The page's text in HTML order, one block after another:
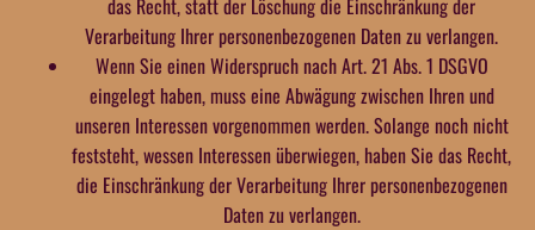
das Recht, statt der Löschung die Einschränkung der
Verarbeitung Ihrer personenbezogenen Daten zu verlangen.
Wenn Sie einen Widerspruch nach Art. 21 Abs. 1 DSGVO
eingelegt haben, muss eine Abwägung zwischen Ihren und
unseren Interessen vorgenommen werden. Solange noch nicht
feststeht, wessen Interessen überwiegen, haben Sie das Recht,
die Einschränkung der Verarbeitung Ihrer personenbezogenen
Daten zu verlangen.